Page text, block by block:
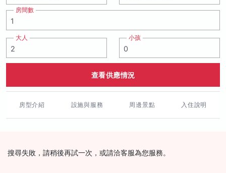
房間數
大人 小孩
查看供應情況
房型介紹 設施與服務 周邊景點 入住說明
搜尋失敗，請稍後再試一次，或請洽客服為您服務。